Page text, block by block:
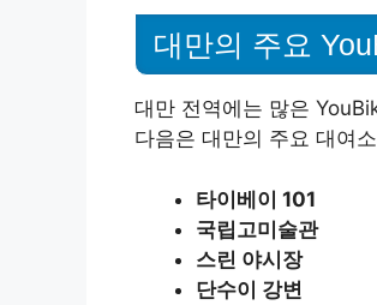
대만의 주요
대만 전역에는 많은
다음은 대만의 주요 대여
타이베이 101
국립고미술관
스린 야시장
단수이 강변